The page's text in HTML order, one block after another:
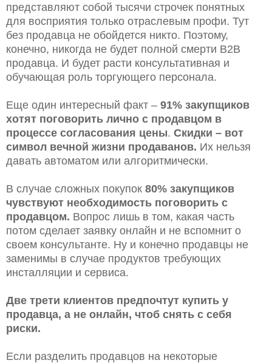
представляют собой тысячи строчек понятных
для восприятия только отраслевым профи. Тут
без продавца не обойдется никто. Поэтому,
конечно, никогда не будет полной смерти B2B
продавца. И будет расти консультативная и
обучающая роль торгующего персонала.
Еще один интересный факт – 91% закупщиков
хотят поговорить лично с продавцом в
процессе согласования цены. Скидки – вот
символ вечной жизни продаванов. Их нельзя
давать автоматом или алгоритмически.
В случае сложных покупок 80% закупщиков
чувствуют необходимость поговорить с
продавцом. Вопрос лишь в том, какая часть
потом сделает заявку онлайн и не вспомнит о
своем консультанте. Ну и конечно продавцы не
заменимы в случае продуктов требующих
инсталляции и сервиса.
Две трети клиентов предпочтут купить у
продавца, а не онлайн, чтоб снять с себя
риски.
Если разделить продавцов на некоторые